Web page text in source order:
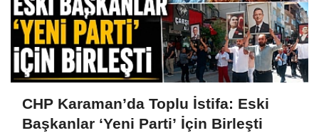
CHP Karaman’da Toplu İstifa: Eski
Başkanlar ‘Yeni Parti’ İçin Birleşti